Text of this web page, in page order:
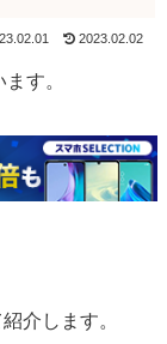
2023.02.02
す。
介します。